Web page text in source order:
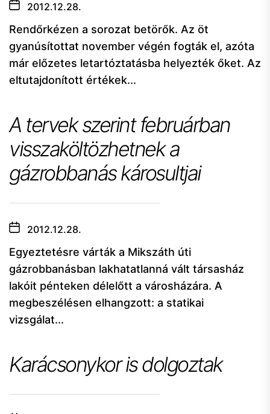
2012.12.28.
Rendőrkézen a sorozat betörők. Az öt
gyanúsítottat november végén fogták el, azóta
már előzetes letartóztatásba helyezték őket. Az
eltutajdonított értékek...
A tervek szerint februárban
visszaköltözhetnek a
gázrobbanás károsultjai
2012.12.28.
Egyeztetésre várták a Mikszáth úti
gázrobbanásban lakhatatlanná vált társasház
lakóit pénteken délelőtt a városházára. A
megbeszélésen elhangzott: a statikai
vizsgálat...
Karácsonykor is dolgoztak